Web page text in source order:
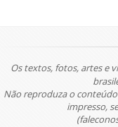
Os textos, fotos, artes e
Não reproduza o
impresso,